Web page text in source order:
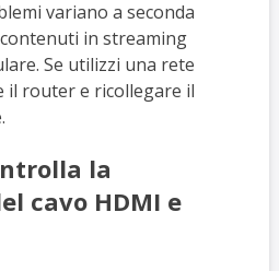
variano a seconda
in streaming
Se utilizzi una rete
il router e ricollegare il
la
cavo HDMI e